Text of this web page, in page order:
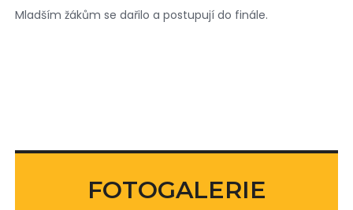
Mladším žákům se dařilo a postupují do finále.
FOTOGALERIE